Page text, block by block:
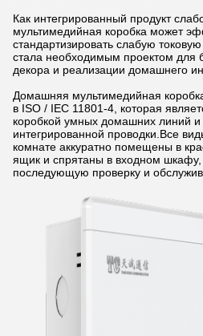
Как интегрированный продукт
мультимедийная коробка может
стандартизировать слабую
стала необходимым проектом для
декора и реализации домашнего
Домашняя мультимедийная
в ISO / IEC 11801-4, которая
коробкой умных домашних линий и
интегрированной проводки.Все
комнате аккуратно помещены в
ящик и спрятаны в входном шкафу,
последующую проверку и